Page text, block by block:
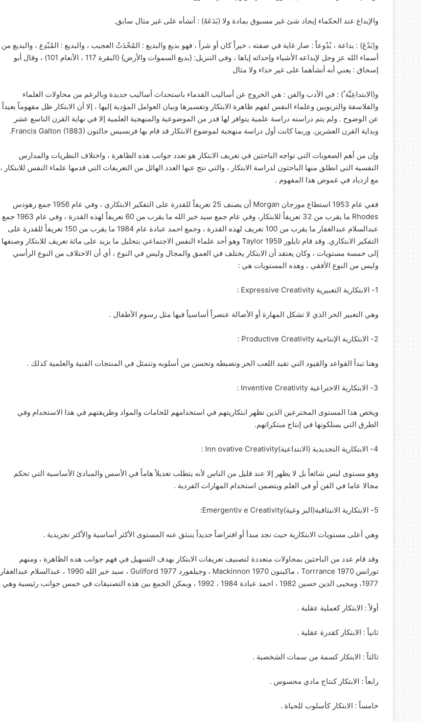
والإبداع عند الحكماء إيجاد شئ غير مسبوق بمادة ولا (بَدَعَهُ) : أنشأه على غير مثال سابق.
و(بَدُعَ) : بداعة ، بُدُوعاً : صار غاية في صفته ، خيراً كان أو شراً ، فهو بديع والبديع : المُحْدَثُ العجيب ، والبديع : المُبْدِع ، والبديع من
أسماء الله عز وجل لإبداعه الأشياء وإحداثه إياها ، وفي التنزيل: {بديع السموات والأرض} (البقرة 117 ، الأنعام 101) ، وقال أبو
إسحاق : يعني أنه أنشأهما على غير حذاء ولا مثال
و(الابتداعِيَّة ُ) : في الأدب والفن : هي الخروج عن أساليب القدماء باستحداث أساليب جديدة وبالرغم من محاولات العلماء
والفلاسفة والتربويين وعلماء النفس لفهم ظاهرة الابتكار وتفسيرها وبيان العوامل المؤدية إليها ، إلا أن الابتكار ظل مفهوماً بعيداً
عن الوضوح . ولم يتم دراسته دراسة علمية يتوافر لها قدر من الموضوعية والمنهجية العلمية إلا في نهاية القرن التاسع عشر
وبداية القرن العشرين. وربما كانت أول دراسة منهجية لموضوع الابتكار قد قام بها فرنسيس جالتون Francis Galton (1883).
وإن من أهم الصعوبات التي تواجه الباحثين في تعريف الابتكار هو تعدد جوانب هذه الظاهرة ، واختلاف النظريات والمدارس
النفسية التي انطلق منها الباحثون لدراسة الابتكار ، والتي نتج عنها العدد الهائل من التعريفات التي قدمها علماء النفس للابتكار ،
مع ازدياد في غموض هذا المفهوم .
ففي عام 1953 استطاع مورجان Morgan أن يصنف 25 تعريفاً للقدرة على التفكير الابتكاري ، وفي عام 1956 جمع رهودس
Rhodes ما يقرب من 32 تعريفاً للابتكار، وفي عام جمع سيد خير الله ما يقرب من 60 تعريفاً لهذه القدرة ، وفي عام 1963 جمع
عبدالسلام عبدالغفار ما يقرب من 100 تعريف لهذه القدرة ، وجمع احمد عبادة عام 1984 ما يقرب من 150 تعريفاً للقدرة على
التفكير الابتكاري. وقد قام تايلور Taylor 1959 وهو أحد علماء النفس الاجتماعي بتحليل ما يزيد على مائة تعريف للابتكار وصنفها
إلى خمسة مستويات ، وكان يعتقد أن الابتكار يختلف في العمق والمجال وليس في النوع ، أي أن الاختلاف من النوع الرأسي
وليس من النوع الأفقي ، وهذه المستويات هي :
1- الابتكارية التعبيرية Expressive Creativity :
وهي التعبير الحر الذي لا تشكل المهارة أو الأصالة عنصراً أساسياً فيها مثل رسوم الأطفال .
2- الابتكارية الإنتاجية Productive Creativity :
وهنا تبدأ القواعد والقيود التي تقيد اللعب الحر وتضبطه وتحسن من أسلوبه وتتمثل في المنتجات الفنية والعلمية كذلك .
3- الابتكارية الاختراعية Inventive Creativity :
ويخص هذا المستوى المخترعين الذين تظهر ابتكاريتهم في استخدامهم للخامات والمواد وطريقتهم في هذا الاستخدام وفي
الطرق التي يسلكونها في إنتاج مبتكراتهم.
4- الابتكارية التجديدية (الابتداعية)Inn ovative Creativity :
وهو مستوى ليس شائعاً بل لا يظهر إلا عند قليل من الناس لأنه يتطلب تعديلاً هاماً في الأسس والمبادئ الأساسية التي تحكم
مجالا عاما في الفن أو في العلم ويتضمن استخدام المهارات الفردية .
5- الابتكارية الانبثاقية(البز وغية)Emergentiv e Creativity:
وهي أعلى مستويات الابتكارية حيث نجد مبدأ أو افتراضاً جديداً ينبثق عنه المستوى الأكثر أساسية والأكثر تجريدية .
وقد قام عدد من الباحثين بمحاولات متعددة لتصنيف تعريفات الابتكار بهدف التسهيل في فهم جوانب هذه الظاهرة ، ومنهم
تورانس Torrrance 1970 ، ماكينون Mackinnon 1970 ، وجيلفورد Guilford 1977 ، سيد خير الله 1990 ، عبدالسلام عبدالغفار
1977، ومحيى الدين حسين 1982 ، احمد عبادة 1984 ، 1992 ، ويمكن الجمع بين هذه التصنيفات في خمس جوانب رئيسية وهي :
أولاً : الابتكار كعملية عقلية .
ثانياً : الابتكار كقدرة عقلية .
ثالثاً : الابتكار كسمة من سمات الشخصية .
رابعاً : الابتكار كنتاج مادي محسوس .
خامساً : الابتكار كأسلوب للحياة .